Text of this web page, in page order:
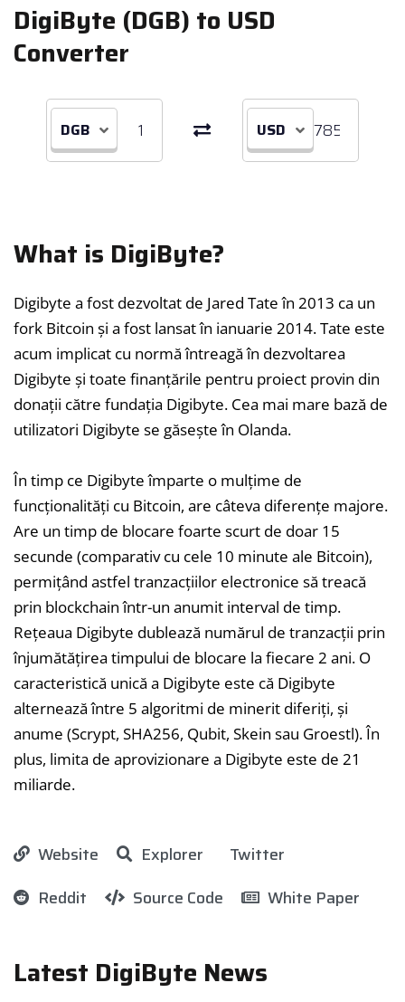
DigiByte (DGB) to USD
Converter
DGB USD
What is DigiByte?
Digibyte a fost dezvoltat de Jared Tate în 2013 ca un
fork Bitcoin și a fost lansat în ianuarie 2014. Tate este
acum implicat cu normă întreagă în dezvoltarea
Digibyte și toate finanțările pentru proiect provin din
donații către fundația Digibyte. Cea mai mare bază de
utilizatori Digibyte se găsește în Olanda.
În timp ce Digibyte împarte o mulțime de
funcționalități cu Bitcoin, are câteva diferențe majore.
Are un timp de blocare foarte scurt de doar 15
secunde (comparativ cu cele 10 minute ale Bitcoin),
permițând astfel tranzacțiilor electronice să treacă
prin blockchain într-un anumit interval de timp.
Rețeaua Digibyte dublează numărul de tranzacții prin
înjumătățirea timpului de blocare la fiecare 2 ani. O
caracteristică unică a Digibyte este că Digibyte
alternează între 5 algoritmi de minerit diferiți, și
anume (Scrypt, SHA256, Qubit, Skein sau Groestl). În
plus, limita de aprovizionare a Digibyte este de 21
miliarde.
Website Explorer
Twitter
Reddit
Source Code White Paper
Latest DigiByte News